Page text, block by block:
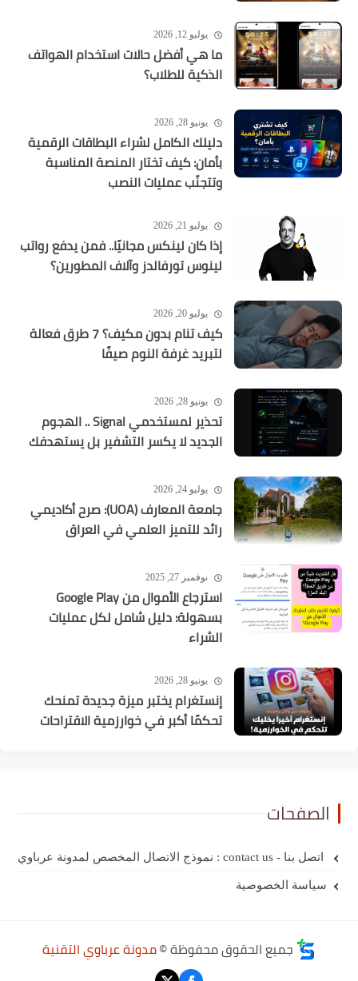
يوليو 12, 2026
ما هي أفضل حالات استخدام الهواتف
الذكية للطلاب؟
يونيو 28, 2026
دليلك الكامل لشراء البطاقات الرقمية
بأمان: كيف تختار المنصة المناسبة
وتتجنّب عمليات النصب
يوليو 21, 2026
إذا كان لينكس مجانيًا.. فمن يدفع رواتب
لينوس تورفالدز وآلاف المطورين؟
يوليو 20, 2026
كيف تنام بدون مكيف؟ 7 طرق فعالة
لتبريد غرفة النوم صيفًا
يونيو 28, 2026
تحذير لمستخدمي Signal .. الهجوم
الجديد لا يكسر التشفير بل يستهدفك
يوليو 24, 2026
جامعة المعارف (UOA): صرح أكاديمي
رائد للتميز العلمي في العراق
نوفمبر 27, 2025
استرجاع الأموال من Google Play
بسهولة: دليل شامل لكل عمليات
الشراء
يونيو 28, 2026
إنستغرام يختبر ميزة جديدة تمنحك
تحكمًا أكبر في خوارزمية الاقتراحات
الصفحات
اتصل بنا - contact us : نموذج الاتصال المخصص لمدونة عرباوي
سياسة الخصوصية
جميع الحقوق محفوظة ©مدونة عرباوي التقنية